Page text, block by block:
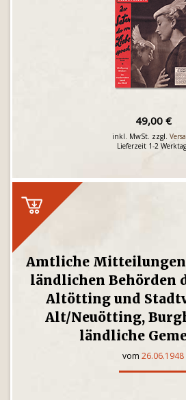
49,00 €
inkl. MwSt. zzgl.
Lieferzeit 1-2
Amtliche
ländlichen Behörden
Altötting und
Alt/Neuötting,
ländliche
vom 26.06.1948